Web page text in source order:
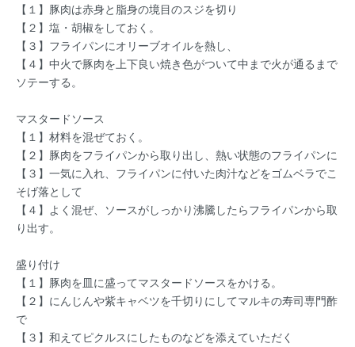
【１】豚肉は赤身と脂身の境目のスジを切り
【２】塩・胡椒をしておく。
【３】フライパンにオリーブオイルを熱し、
【４】中火で豚肉を上下良い焼き色がついて中まで火が通るまで
ソテーする。
マスタードソース
【１】材料を混ぜておく。
【２】豚肉をフライパンから取り出し、熱い状態のフライパンに
【３】一気に入れ、フライパンに付いた肉汁などをゴムベラでこ
そげ落として
【４】よく混ぜ、ソースがしっかり沸騰したらフライパンから取
り出す。
盛り付け
【１】豚肉を皿に盛ってマスタードソースをかける。
【２】にんじんや紫キャベツを千切りにしてマルキの寿司専門酢
で
【３】和えてピクルスにしたものなどを添えていただく